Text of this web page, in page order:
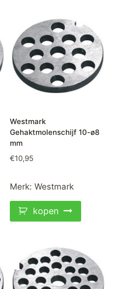
Westmark
Gehaktmolenschijf 10-ø8
mm
€10,95
Merk: Westmark
kopen